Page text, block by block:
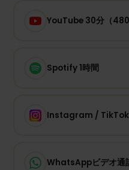
YouTube 30分（
Spotify 1時間
Instagram / TikTok
WhatsAppビデオ通